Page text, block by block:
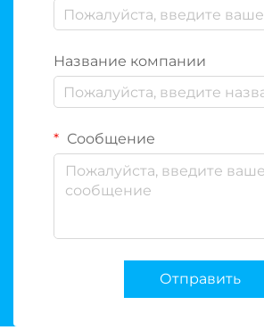
Название компании
Сообщение
Отправить